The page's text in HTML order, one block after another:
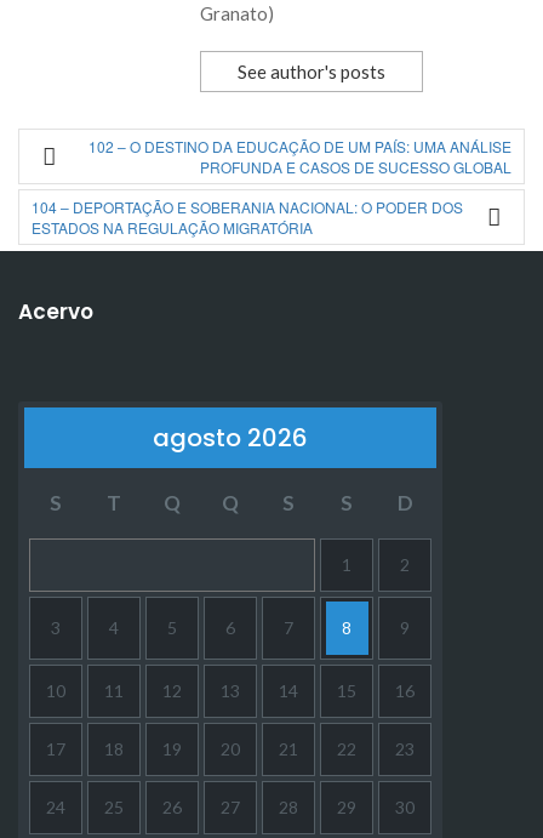
Granato)
See author's posts
102 – O DESTINO DA EDUCAÇÃO DE UM PAÍS: UMA ANÁLISE
PROFUNDA E CASOS DE SUCESSO GLOBAL
104 – DEPORTAÇÃO E SOBERANIA NACIONAL: O PODER DOS
ESTADOS NA REGULAÇÃO MIGRATÓRIA
Acervo
agosto 2026
S T Q Q S S D
1 2
3 4 5 6 7 8 9
10 11 12 13 14 15 16
17 18 19 20 21 22 23
24 25 26 27 28 29 30